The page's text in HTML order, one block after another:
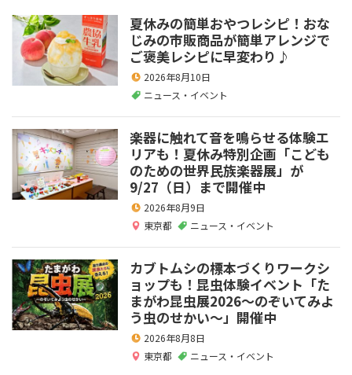
夏休みの簡単おやつレシピ！おな
じみの市販商品が簡単アレンジで
ご褒美レシピに早変わり♪
2026年8月10日
ニュース・イベント
楽器に触れて音を鳴らせる体験エ
リアも！夏休み特別企画「こども
のための世界民族楽器展」が
9/27（日）まで開催中
2026年8月9日
東京都
ニュース・イベント
カブトムシの標本づくりワークシ
ョップも！昆虫体験イベント「た
まがわ昆虫展2026～のぞいてみよ
う虫のせかい～」開催中
2026年8月8日
東京都
ニュース・イベント